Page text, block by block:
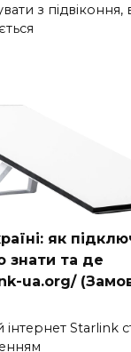
з підвіконня,
як
знати та де
ua.org/
Starlink